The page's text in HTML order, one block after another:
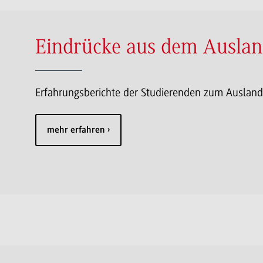
Eindrücke aus dem
Erfahrungsberichte der Studierenden zum
mehr erfahren